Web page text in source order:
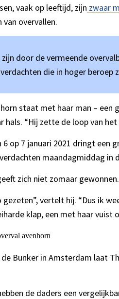
vaak op leeftijd, zijn zwaar
overvallen.
zijn door de vermeende
die in hoger beroep
staat met haar man –
hals. “Hij zette de loop van
6 op 7 januari 2021 dringt een
maandagmiddag
zich niet zomaar
gezeten”, vertelt hij. “Dus ik
klap, een met haar
de Bunker in Amsterdam laat
de daders een